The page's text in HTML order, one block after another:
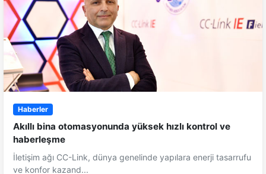
Haberler
Akıllı bina otomasyonunda yüksek hızlı kontrol ve
haberleşme
İletişim ağı CC-Link, dünya genelinde yapılara enerji tasarrufu
ve konfor kazand...